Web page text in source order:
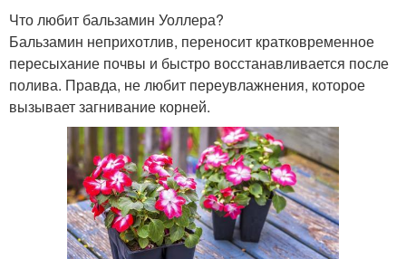
Что любит бальзамин Уоллера?
Бальзамин неприхотлив, переносит кратковременное
пересыхание почвы и быстро восстанавливается после
полива. Правда, не любит переувлажнения, которое
вызывает загнивание корней.